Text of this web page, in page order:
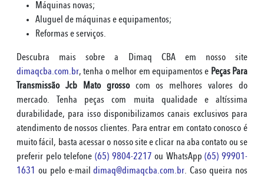
Máquinas novas;
Aluguel de máquinas e equipamentos;
Reformas e serviços.
Descubra mais sobre a Dimaq CBA em nosso site
dimaqcba.com.br, tenha o melhor em equipamentos e Peças Para
Transmissão Jcb Mato grossocom os melhores valores do
mercado. Tenha peças com muita qualidade e altíssima
durabilidade, para isso disponibilizamos canais exclusivos para
atendimento de nossos clientes. Para entrar em contato conosco é
muito fácil, basta acessar o nosso site e clicar na aba contato ou se
preferir pelo telefone (65) 9804-2217 ou WhatsApp(65) 99901-
1631 ou pelo e-maildimaq@dimaqcba.com.br. Caso queira nos